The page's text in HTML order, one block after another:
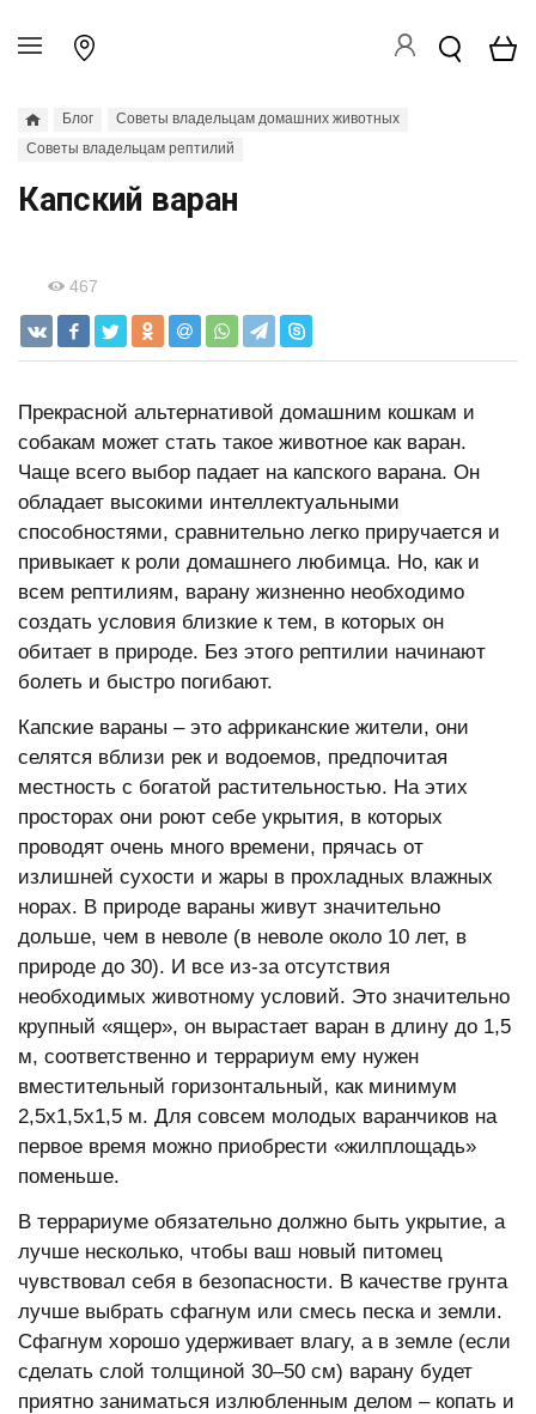
Блог
Советы владельцам домашних животных
Советы владельцам рептилий
Капский варан
467
Прекрасной альтернативой домашним кошкам и
собакам может стать такое животное как варан.
Чаще всего выбор падает на капского варана. Он
обладает высокими интеллектуальными
способностями, сравнительно легко приручается и
привыкает к роли домашнего любимца. Но, как и
всем рептилиям, варану жизненно необходимо
создать условия близкие к тем, в которых он
обитает в природе. Без этого рептилии начинают
болеть и быстро погибают.
Капские вараны – это африканские жители, они
селятся вблизи рек и водоемов, предпочитая
местность с богатой растительностью. На этих
просторах они роют себе укрытия, в которых
проводят очень много времени, прячась от
излишней сухости и жары в прохладных влажных
норах. В природе вараны живут значительно
дольше, чем в неволе (в неволе около 10 лет, в
природе до 30). И все из-за отсутствия
необходимых животному условий. Это значительно
крупный «ящер», он вырастает варан в длину до 1,5
м, соответственно и террариум ему нужен
вместительный горизонтальный, как минимум
2,5x1,5x1,5 м. Для совсем молодых варанчиков на
первое время можно приобрести «жилплощадь»
поменьше.
В террариуме обязательно должно быть укрытие, а
лучше несколько, чтобы ваш новый питомец
чувствовал себя в безопасности. В качестве грунта
лучше выбрать сфагнум или смесь песка и земли.
Сфагнум хорошо удерживает влагу, а в земле (если
сделать слой толщиной 30–50 см) варану будет
приятно заниматься излюбленным делом – копать и